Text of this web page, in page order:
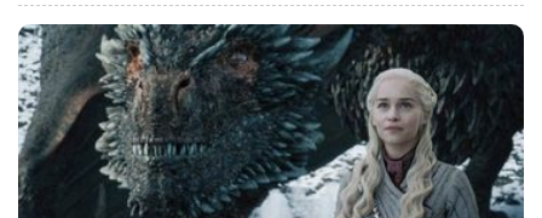
z kilkudziesięciu kategorii.